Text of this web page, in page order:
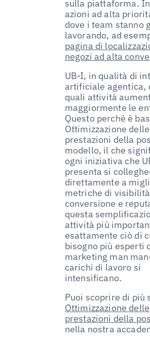
sulla piattaforma.
azioni ad alta
dove i team stanno
lavorando, ad
pagina di
negozi ad alta
UB-I, in qualità di
artificiale agentica,
quali attività
maggiormente le
Questo perché è
Ottimizzazione delle
prestazioni della
modello, il che
ogni iniziativa che
presenta si
direttamente a
metriche di
conversione e
questa
attività più
esattamente ciò di
bisogno più esperti
marketing man
carichi di lavoro si
intensificano.
Puoi scoprire di più
Ottimizzazione delle
prestazioni della
nella nostra